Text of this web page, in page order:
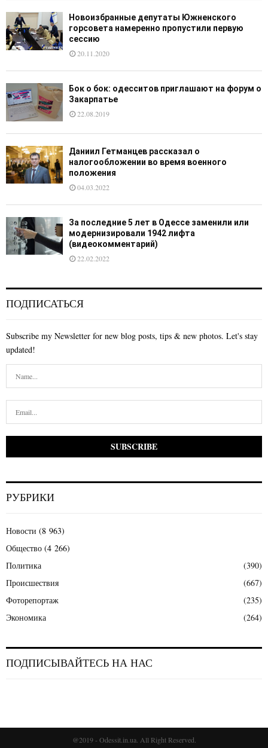
Новоизбранные депутаты Южненского
горсовета намеренно пропустили первую
сессию
20.11.2020
Бок о бок: одесситов приглашают на форум о
Закарпатье
22.08.2019
Даниил Гетманцев рассказал о
налогообложении во время военного
положения
04.03.2022
За последние 5 лет в Одессе заменили или
модернизировали 1942 лифта
(видеокомментарий)
22.02.2022
ПОДПИСАТЬСЯ
Subscribe my Newsletter for new blog posts, tips & new photos. Let's stay
updated!
РУБРИКИ
Новости (8 963)
Общество (4 266)
Политика
(390)
Происшествия
(667)
Фоторепортаж
(235)
Экономика
(264)
ПОДПИСЫВАЙТЕСЬ НА НАС
@2019 - Odessit.in.ua. All Right Reserved.